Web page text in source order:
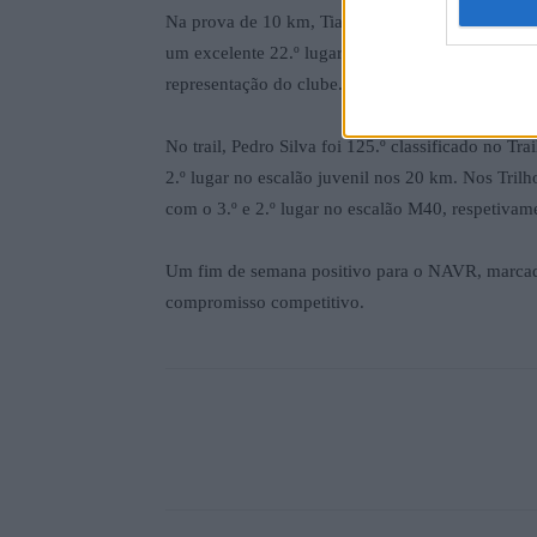
Na prova de 10 km, Tiago Silva voltou a
um excelente 22.º lugar da geral. Também
representação do clube. Já nos 5 km, Miguel
No trail, Pedro Silva foi 125.º classificado no
2.º lugar no escalão juvenil nos 20 km. Nos
com o 3.º e 2.º lugar no escalão M40,
Um fim de semana positivo para o NAVR,
compromisso competitivo.